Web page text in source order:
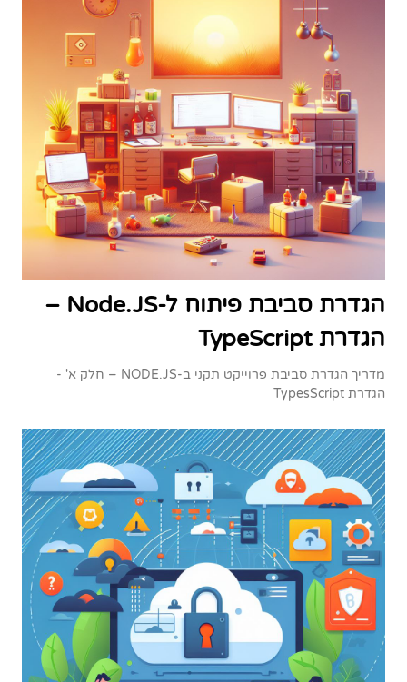
הגדרת סביבת פיתוח ל-Node.JS –
הגדרת TypeScript
מדריך הגדרת סביבת פרוייקט תקני ב-NODE.JS – חלק א' -
הגדרת TypesScript